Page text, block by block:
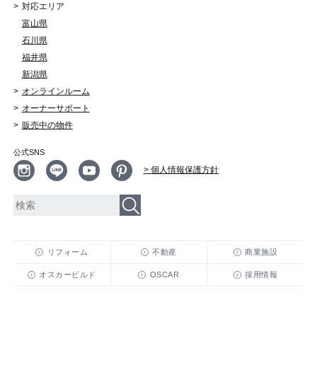
対応エリア
富山県
石川県
福井県
新潟県
オンラインルーム
オーナーサポート
販売中の物件
公式SNS
> 個人情報保護方針
リフォーム 不動産 商業施設
オスカービルド OSCAR 採用情報